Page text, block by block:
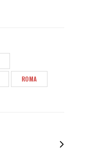
ROMA